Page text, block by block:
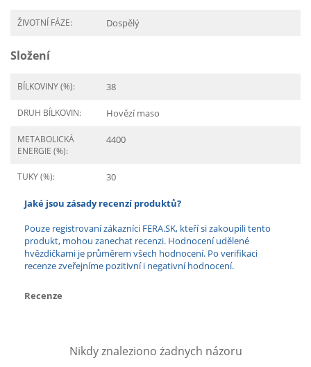
ŽIVOTNÍ FÁZE: Dospělý
Složení
BÍLKOVINY (%): 38
DRUH BÍLKOVIN: Hovězí maso
METABOLICKÁ
ENERGIE (%):
4400
TUKY (%): 30
Jaké jsou zásady recenzí produktů?
Pouze registrovaní zákazníci FERA.SK, kteří si zakoupili tento
produkt, mohou zanechat recenzi. Hodnocení udělené
hvězdičkami je průměrem všech hodnocení. Po verifikaci
recenze zveřejníme pozitivní i negativní hodnocení.
Recenze
Nikdy znaleziono żadnych názoru